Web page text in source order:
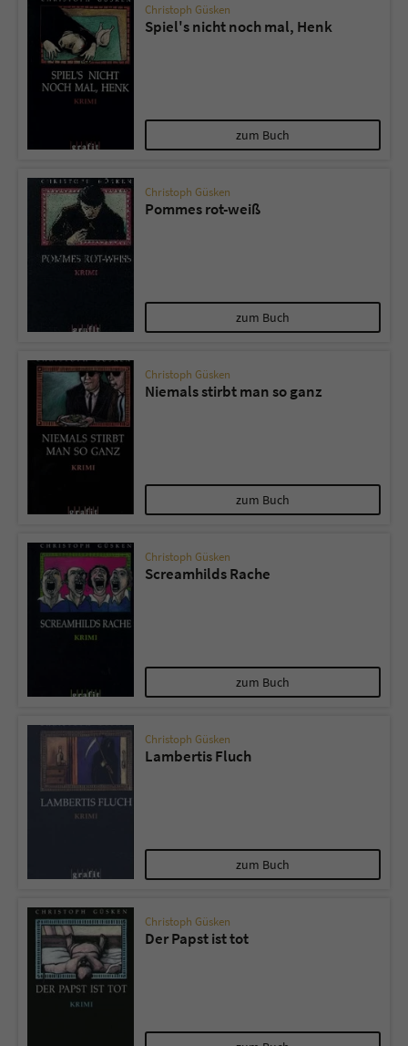
Christoph Güsken
Spiel's nicht noch mal, Henk
zum Buch
Christoph Güsken
Pommes rot-weiß
zum Buch
Christoph Güsken
Niemals stirbt man so ganz
zum Buch
Christoph Güsken
Screamhilds Rache
zum Buch
Christoph Güsken
Lambertis Fluch
zum Buch
Christoph Güsken
Der Papst ist tot